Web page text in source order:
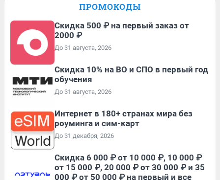
ПРОМОКОДЫ
Скидка 500 ₽ на первый заказ от
2000 ₽
До 31 августа, 2026
Скидка 10% на ВО и СПО в первый год
обучения
До 31 августа, 2026
Интернет в 180+ странах мира без
роуминга и сим-карт
До 31 декабря, 2026
Скидка 6 000 ₽ от 10 000 ₽, 10 000 ₽
от 15 000 ₽, 20 000 ₽ от 30 000 ₽ и 35
000 ₽ от 50 000 ₽ на первый и все